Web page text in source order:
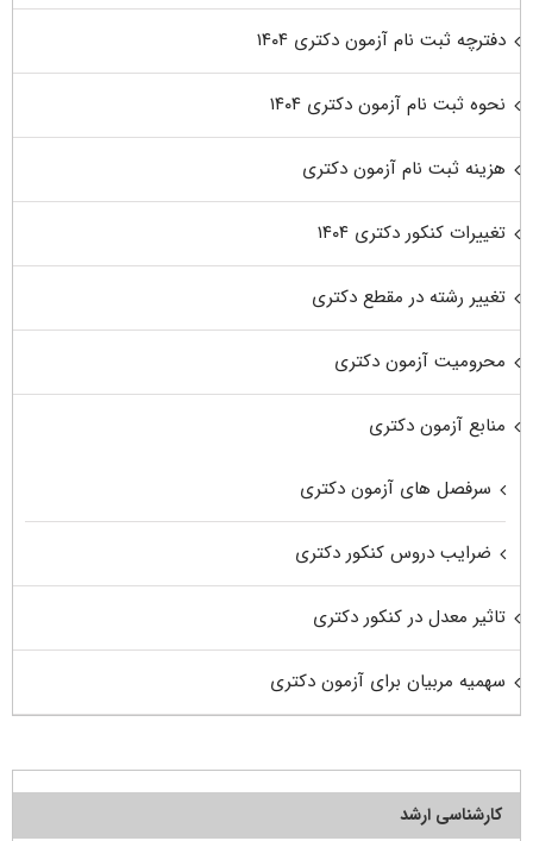
دفترچه ثبت نام آزمون دکتری ۱۴۰۴
نحوه ثبت نام آزمون دکتری ۱۴۰۴
هزینه ثبت نام آزمون دکتری
تغییرات کنکور دکتری ۱۴۰۴
تغییر رشته در مقطع دکتری
محرومیت آزمون دکتری
منابع آزمون دکتری
سرفصل های آزمون دکتری
ضرایب دروس کنکور دکتری
تاثیر معدل در کنکور دکتری
سهمیه مربیان برای آزمون دکتری
کارشناسی ارشد